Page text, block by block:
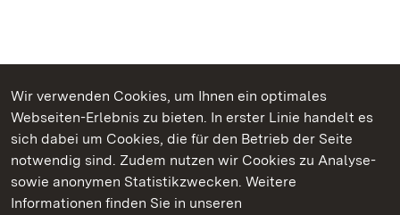
Wir verwenden Cookies, um Ihnen ein optimales
Webseiten-Erlebnis zu bieten. In erster Linie handelt es
sich dabei um Cookies, die für den Betrieb der Seite
notwendig sind. Zudem nutzen wir Cookies zu Analyse-
sowie anonymen Statistikzwecken. Weitere
Informationen finden Sie in unseren
Kommen. Staunen. Genießen.